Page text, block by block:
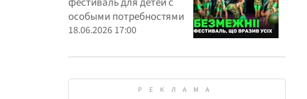
фестивале
особыми потребностями
18.06.2026 17:00